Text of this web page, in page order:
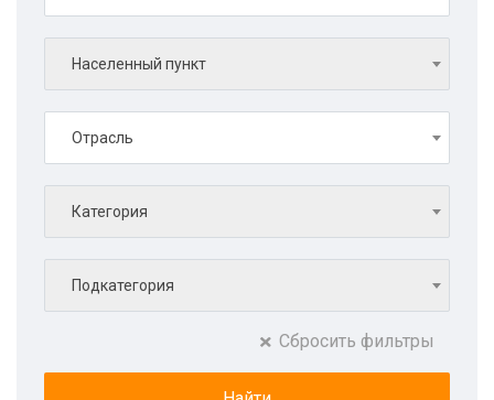
Населенный пункт
Отрасль
Категория
Подкатегория
Сбросить фильтры